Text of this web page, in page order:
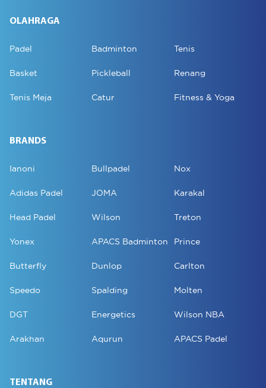
OLAHRAGA
Padel Badminton Tenis
Basket Pickleball Renang
Tenis Meja Catur Fitness & Yoga
BRANDS
Ianoni Bullpadel Nox
Adidas Padel JOMA Karakal
Head Padel Wilson Treton
Yonex APACS Badminton Prince
Butterfly Dunlop Carlton
Speedo Spalding Molten
DGT Energetics Wilson NBA
Arakhan Aqurun APACS Padel
TENTANG